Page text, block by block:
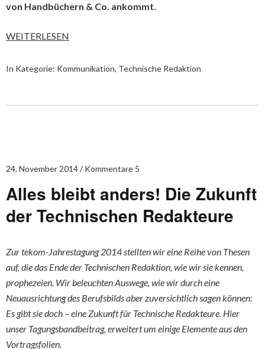
von Handbüchern & Co. ankommt.
WEITERLESEN
In Kategorie: Kommunikation, Technische Redaktion
24. November 2014 Kommentare 5
Alles bleibt anders! Die Zukunft
der Technischen Redakteure
Zur tekom-Jahrestagung 2014 stellten wir eine Reihe von Thesen
auf, die das Ende der Technischen Redaktion, wie wir sie kennen,
prophezeien. Wir beleuchten Auswege, wie wir durch eine
Neuausrichtung des Berufsbilds aber zuversichtlich sagen können:
Es gibt sie doch – eine Zukunft für Technische Redakteure. Hier
unser Tagungsbandbeitrag, erweitert um einige Elemente aus den
Vortragsfolien.